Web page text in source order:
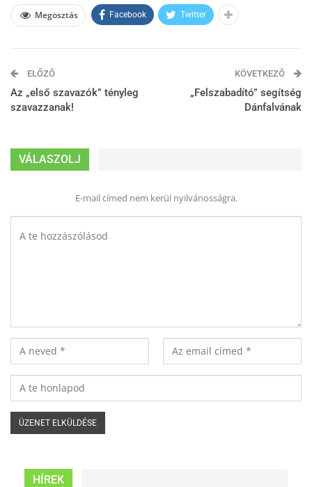
Megosztás Facebook Twitter
ELŐZŐ
Az „első szavazók” tényleg
szavazzanak!
KÖVETKEZŐ
„Felszabadító” segítség
Dánfalvának
VÁLASZOLJ
E-mail címed nem kerül nyilvánosságra.
HÍREK